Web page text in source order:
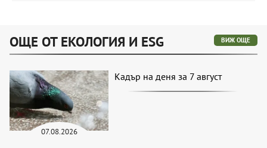
ОЩЕ ОТ ЕКОЛОГИЯ И ESG ВИЖ ОЩЕ
07.08.2026
Кадър на деня за 7 август